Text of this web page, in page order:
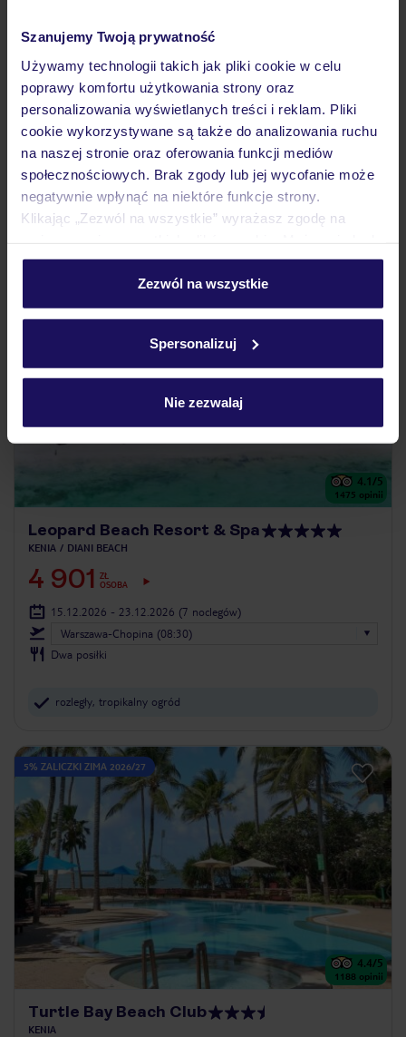
Szanujemy Twoją prywatność
Używamy technologii takich jak pliki cookie w celu
poprawy komfortu użytkowania strony oraz
personalizowania wyświetlanych treści i reklam. Pliki
cookie wykorzystywane są także do analizowania ruchu
na naszej stronie oraz oferowania funkcji mediów
społecznościowych. Brak zgody lub jej wycofanie może
negatywnie wpłynąć na niektóre funkcje strony.
Klikając „Zezwól na wszystkie” wyrażasz zgodę na
personalizować swój wybór wchodząc w zakładkę
Szczegółowe informacje o plikach cookie znajdziesz
Zezwól na wszystkie
Spersonalizuj
Nie zezwalaj
Neptune Village Beach Resort & Spa
KENIA GALU BEACH
4 821 ZŁ
OSOBA
23.03.2027 - 31.03.2027 (7 noclegów)
Warszawa-Chopina (08:30)
All Inclusive
hotel zaprojektowany w lokalnym stylu
5% ZALICZKI ZIMA 2026/27
4.1/5
1475 opinii
Leopard Beach Resort & Spa
KENIA DIANI BEACH
4 901
ZŁ
OSOBA
15.12.2026 - 23.12.2026 (7 noclegów)
Warszawa-Chopina (08:30)
Dwa posiłki
rozległy, tropikalny ogród
5% ZALICZKI ZIMA 2026/27
4.4/5
1188 opinii
Turtle Bay Beach Club
KENIA